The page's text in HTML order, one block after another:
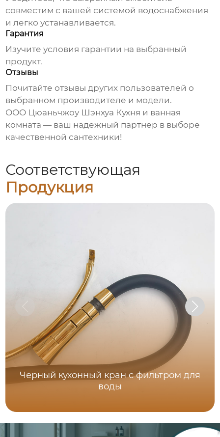
совместим с вашей системой водоснабжения
и легко устанавливается.
Гарантия
Изучите условия гарантии на выбранный
продукт.
Отзывы
Почитайте отзывы других пользователей о
выбранном производителе и модели.
ООО Цюаньчжоу Шэнхуа Кухня и ванная
комната — ваш надежный партнер в выборе
качественной сантехники!
Соответствующая
Продукция
Черный кухонный кран с фильтром для
воды